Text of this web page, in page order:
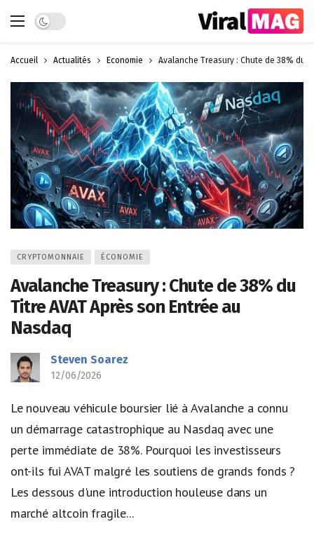
Dark mode
Accueil Actualités Économie Avalanche Treasury : Chute de 38% du
CRYPTOMONNAIE ÉCONOMIE
Avalanche Treasury : Chute de 38% du
Titre AVAT Après son Entrée au
Nasdaq
Steven Soarez
12/06/2026
Le nouveau véhicule boursier lié à Avalanche a connu
un démarrage catastrophique au Nasdaq avec une
perte immédiate de 38%. Pourquoi les investisseurs
ont-ils fui AVAT malgré les soutiens de grands fonds ?
Les dessous d'une introduction houleuse dans un
marché altcoin fragile...